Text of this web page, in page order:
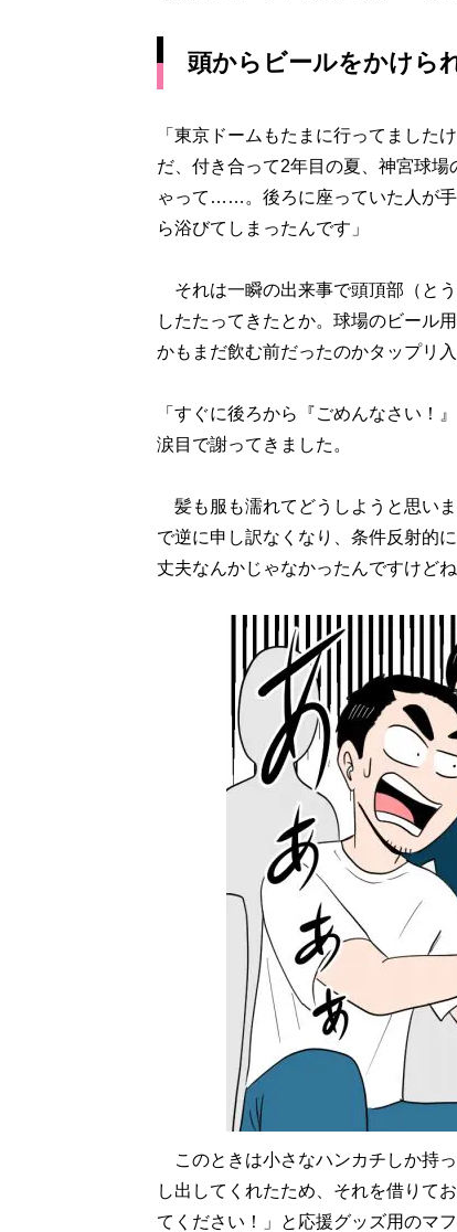
頭からビールをかけら
「東京ドームもたまに行ってました
だ、付き合って2年目の夏、神宮球
ゃって……。後ろに座っていた人が
ら浴びてしまったんです」
それは一瞬の出来事で頭頂部（と
したたってきたとか。球場のビール
かもまだ飲む前だったのかタップリ
「すぐに後ろから『ごめんなさい！
涙目で謝ってきました。
髪も服も濡れてどうしようと思い
で逆に申し訳なくなり、条件反射的
丈夫なんかじゃなかったんですけどね
このときは小さなハンカチしか持
し出してくれたため、それを借りて
てください！」と応援グッズ用のマ